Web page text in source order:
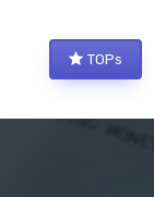
TOPs